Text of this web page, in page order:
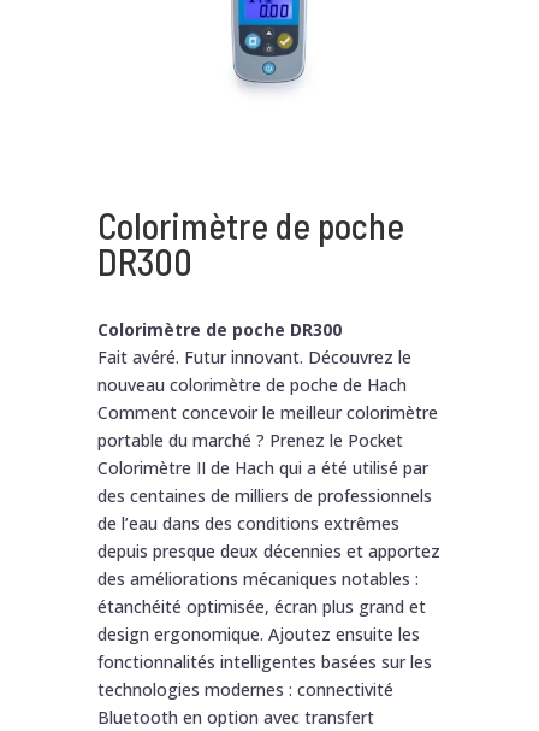
Colorimètre de poche
DR300
Colorimètre de poche DR300
Fait avéré. Futur innovant. Découvrez le
nouveau colorimètre de poche de Hach
Comment concevoir le meilleur colorimètre
portable du marché ? Prenez le Pocket
Colorimètre II de Hach qui a été utilisé par
des centaines de milliers de professionnels
de l’eau dans des conditions extrêmes
depuis presque deux décennies et apportez
des améliorations mécaniques notables :
étanchéité optimisée, écran plus grand et
design ergonomique. Ajoutez ensuite les
fonctionnalités intelligentes basées sur les
technologies modernes : connectivité
Bluetooth en option avec transfert